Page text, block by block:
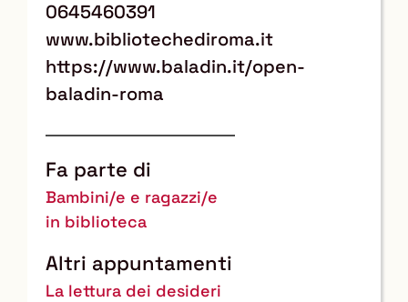
0645460391
www.bibliotechediroma.it
https://www.baladin.it/open-
baladin-roma
Fa parte di
Bambini/e e ragazzi/e
in biblioteca
Altri appuntamenti
La lettura dei desideri